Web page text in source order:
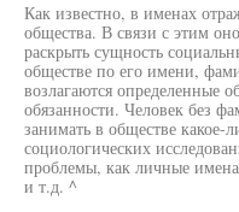
Как известно, в именах
общества. В связи с этим
раскрыть сущность
обществе по его имени,
возлагаются определенные
обязанности. Человек без
занимать в обществе какое-
социологических
проблемы, как личные
и т.д. ^